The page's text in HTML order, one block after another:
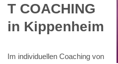
T COACHING
in Kippenheim
Im individuellen Coaching von